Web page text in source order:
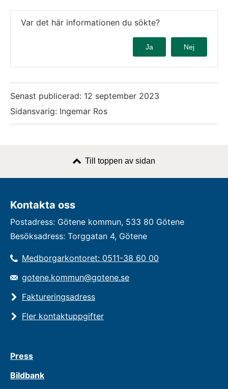
Var det här informationen du sökte?
Ja Nej
Senast publicerad: 12 september 2023
Sidansvarig: Ingemar Ros
Till toppen av sidan
Kontakta oss
Postadress: Götene kommun, 533 80 Götene
Besöksadress: Torggatan 4, Götene
Medborgarkontoret: 0511-38 60 00
gotene.kommun@gotene.se
Faktureringsadress
Fler kontaktuppgifter
Press
Bildbank